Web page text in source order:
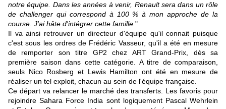
notre équipe. Dans les années à venir, Renault sera dans un rôle
de challenger qui correspond à 100 % à mon approche de la
course. J'ai hâte d'intégrer cette famille. "
Il va ainsi retrouver un directeur d'équipe qu'il connait puisque
c'est sous les ordres de Frédéric Vasseur, qu'il a été en mesure
de remporter son titre GP2 chez ART Grand-Prix, dès sa
première saison dans cette catégorie. A titre de comparaison,
seuls Nico Rosberg et Lewis Hamilton ont été en mesure de
réaliser un tel exploit, chacun au sein de l'équipe française.
Ce départ va relancer le marché des transferts. Les favoris pour
rejoindre Sahara Force India sont logiquement Pascal Wehrlein